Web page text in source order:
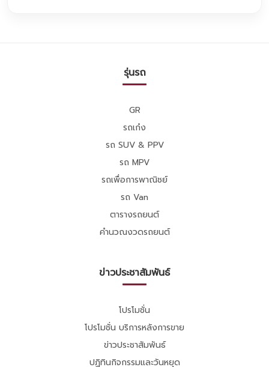
รุ่นรถ
GR
รถเก๋ง
รถ SUV & PPV
รถ MPV
รถเพื่อการพาณิชย์
รถ Van
ตารางรถยนต์
คำนวณงวดรถยนต์
ข่าวประชาสัมพันธ์
โปรโมชั่น
โปรโมชั่น บริการหลังการขาย
ข่าวประชาสัมพันธ์
ปฏิทินกิจกรรมและวันหยุด